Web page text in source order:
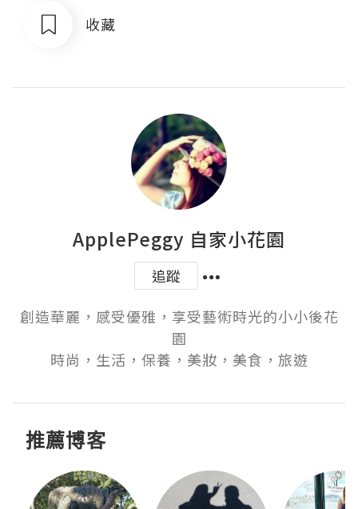
收藏
ApplePeggy 自家小花園
追蹤
創造華麗，感受優雅，享受藝術時光的小小後花
園
時尚，生活，保養，美妝，美食，旅遊
推薦博客